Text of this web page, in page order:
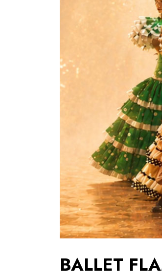
BALLET